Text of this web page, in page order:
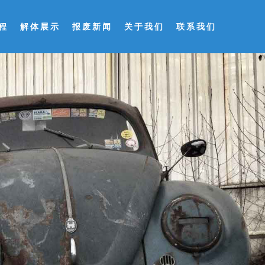
解体展示 报废新闻 关于我们 联系我们